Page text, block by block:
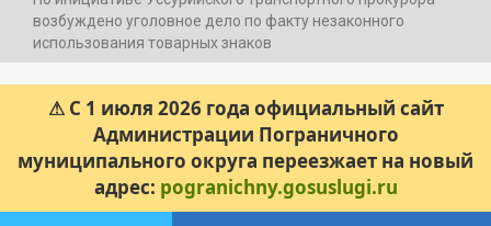
возбуждено уголовное дело по факту незаконного
использования товарных знаков
⚠ С 1 июля 2026 года официальный сайт
Администрации Пограничного
муниципального округа переезжает на новый
адрес: pogranichny.gosuslugi.ru